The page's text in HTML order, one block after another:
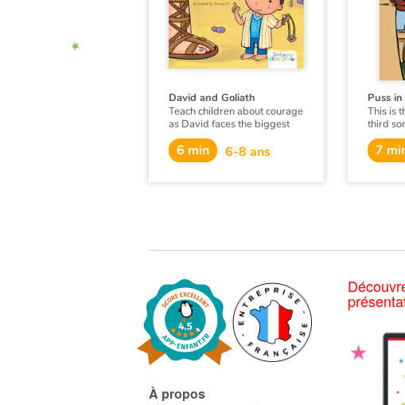
David and Goliath
Teach children about courage
as David faces the biggest
bully ever— the giant, Goliath
—in this classic tale of
bravery.
6 min 6-8 ans
Puss
This is
third
the
7
À propos